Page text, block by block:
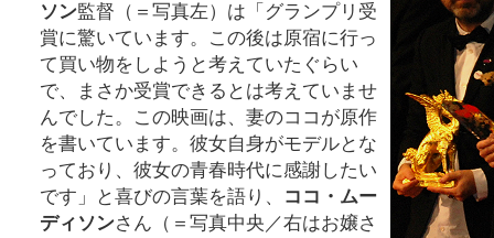
ソン監督（＝写真左）は「グランプリ受
賞に驚いています。この後は原宿に行っ
て買い物をしようと考えていたぐらい
で、まさか受賞できるとは考えていませ
んでした。この映画は、妻のココが原作
を書いています。彼女自身がモデルとな
っており、彼女の青春時代に感謝したい
です」と喜びの言葉を語り、
ココ・ムー
ディソンさん（＝写真中央／右はお嬢さ